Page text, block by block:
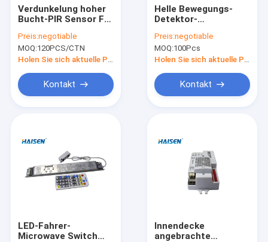
Verdunkelung hoher
Bucht-PIR Sensor For
Fernbedienung
Preis:negotiable
MOQ:120PCS/CTN
Kontakt
Helle Bewegungs-
Detektor-
InnenFernbedienung
der Mikrowellen-IP20
Preis:negotiable
MOQ:100Pcs
Kontakt
LED-Fahrer-
Microwave Switch
Innendecke
angebrachte